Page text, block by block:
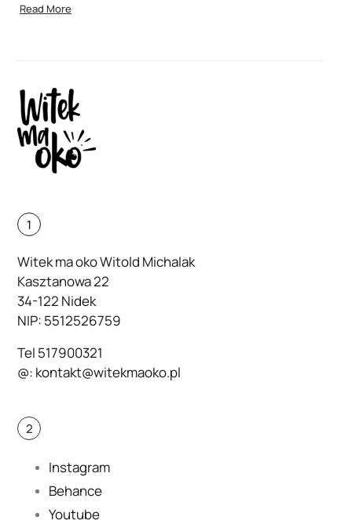
Read More
1
Witek ma oko Witold Michalak
Kasztanowa 22
34-122 Nidek
NIP: 5512526759
Tel 517900321
@: kontakt@witekmaoko.pl
2
Instagram
Behance
Youtube